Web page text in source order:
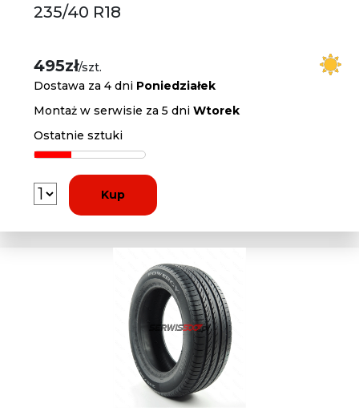
235/40 R18
495zł/szt.
Dostawa za 4 dni Poniedziałek
Montaż w serwisie za 5 dniWtorek
Ostatnie sztuki
Kup